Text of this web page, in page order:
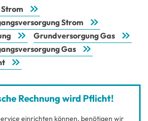
Strom
Grundversorgung Gas
Gas
Rechnung wird Pflicht!
einrichten können, benötigen wir